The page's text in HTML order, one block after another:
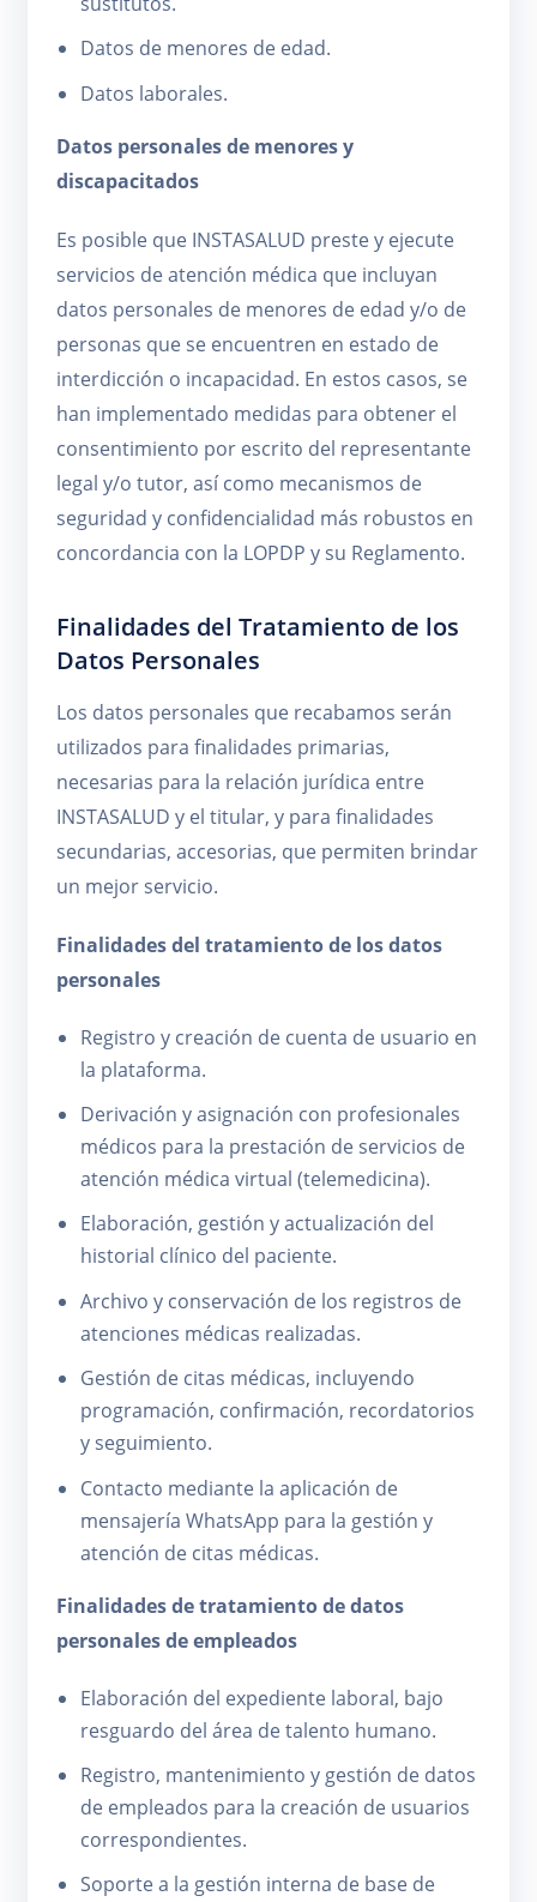
Datos de menores de edad.
Datos laborales.
Datos personales de menores y
discapacitados
Es posible que INSTASALUD preste y ejecute
servicios de atención médica que incluyan
datos personales de menores de edad y/o de
personas que se encuentren en estado de
interdicción o incapacidad. En estos casos, se
han implementado medidas para obtener el
consentimiento por escrito del representante
legal y/o tutor, así como mecanismos de
seguridad y confidencialidad más robustos en
concordancia con la LOPDP y su Reglamento.
Finalidades del Tratamiento de los
Datos Personales
Los datos personales que recabamos serán
utilizados para finalidades primarias,
necesarias para la relación jurídica entre
INSTASALUD y el titular, y para finalidades
secundarias, accesorias, que permiten brindar
un mejor servicio.
Finalidades del tratamiento de los datos
personales
Registro y creación de cuenta de usuario en
la plataforma.
Derivación y asignación con profesionales
médicos para la prestación de servicios de
atención médica virtual (telemedicina).
Elaboración, gestión y actualización del
historial clínico del paciente.
Archivo y conservación de los registros de
atenciones médicas realizadas.
Gestión de citas médicas, incluyendo
programación, confirmación, recordatorios
y seguimiento.
Contacto mediante la aplicación de
mensajería WhatsApp para la gestión y
atención de citas médicas.
Finalidades de tratamiento de datos
personales de empleados
Elaboración del expediente laboral, bajo
resguardo del área de talento humano.
Registro, mantenimiento y gestión de datos
de empleados para la creación de usuarios
correspondientes.
Soporte a la gestión interna de base de